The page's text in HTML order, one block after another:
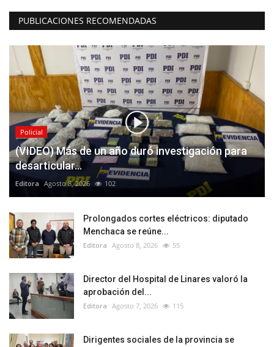
PUBLICACIONES RECOMENDADAS
Policial
(VIDEO) Más de un año duró investigación para
desarticular...
Editora Agosto 8, 2026 102
Prolongados cortes eléctricos: diputado
Menchaca se reúne...
Editora Agosto 8, 2026 55
Director del Hospital de Linares valoró la
aprobación del...
Editora Agosto 7, 2026 115
Dirigentes sociales de la provincia se